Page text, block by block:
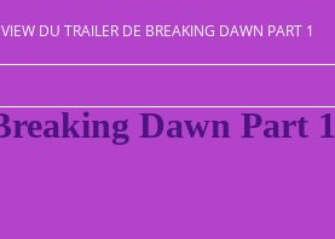
DU TRAILER DE BREAKING DAWN PART 1
Dawn Part 1